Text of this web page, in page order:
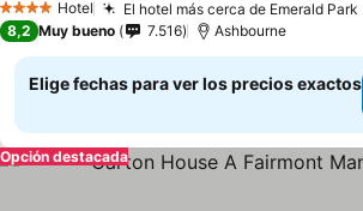
4 EstrellasHotel El hotel más cerca de Emerald Park
8,2 Muy bueno 7.516 Ashbourne
Elige fechas para ver los precios exactos
Opción destacada